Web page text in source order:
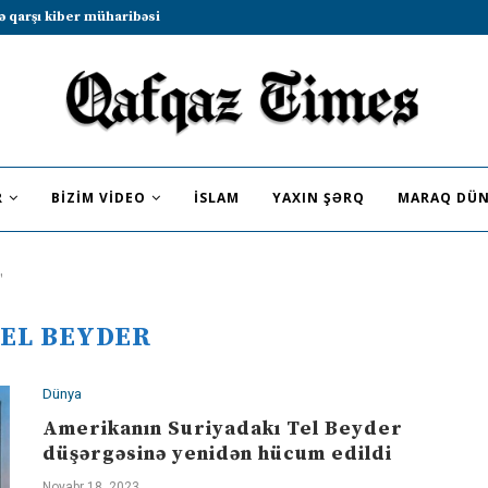
qarşı kiber müharibəsi
BIZIM VIDEO İSLAM YAXIN ŞƏRQ MARAQ
BEYDER
Dünya
Amerikanın Suriyadakı Tel Beyder
düşərgəsinə yenidən hücum edildi